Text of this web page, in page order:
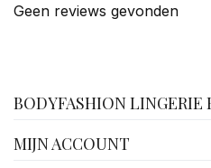
Geen reviews gevonden
BODYFASHION LINGERIE
MIJN ACCOUNT